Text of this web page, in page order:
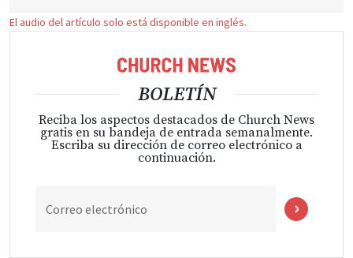
El audio del artículo solo está disponible en inglés.
BOLETÍN
Reciba los aspectos destacados de Church News
gratis en su bandeja de entrada semanalmente.
Escriba su dirección de correo electrónico a
continuación.
Correo electrónico